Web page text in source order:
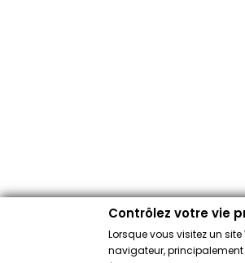
Contrôlez votre vie
Lorsque vous visitez un
navigateur, principalement